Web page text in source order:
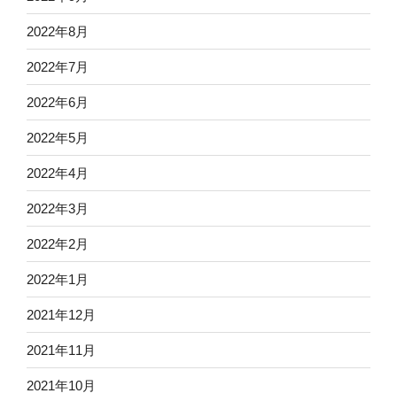
2022年8月
2022年7月
2022年6月
2022年5月
2022年4月
2022年3月
2022年2月
2022年1月
2021年12月
2021年11月
2021年10月